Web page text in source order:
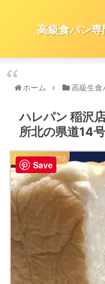
高級食パン
ホーム 高級生食
ハレパン 稲沢
所北の県道14
高級生食パン専門店
Save